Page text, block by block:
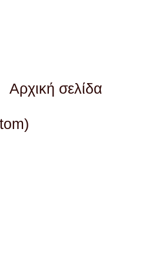
Αρχική σελίδα